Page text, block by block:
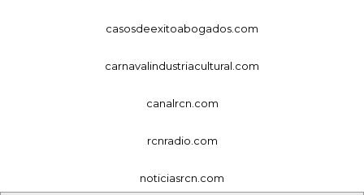
casosdeexitoabogados.com
carnavalindustriacultural.com
canalrcn.com
rcnradio.com
noticiasrcn.com